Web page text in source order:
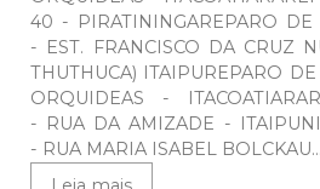
40 - PIRATININGAREPARO DE
- EST. FRANCISCO DA CRUZ
THUTHUCA) ITAIPUREPARO
ORQUIDEAS -
- RUA DA AMIZADE -
- RUA MARIA ISABEL BOLCKAU...